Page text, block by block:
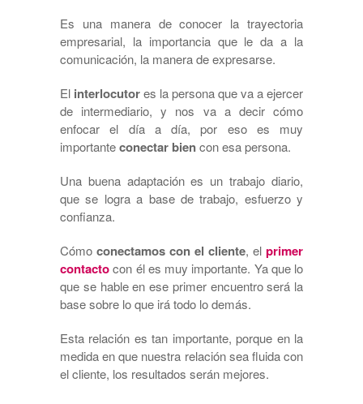
Es una manera de conocer la trayectoria
empresarial, la importancia que le da a la
comunicación, la manera de expresarse.
El interlocutores la persona que va a ejercer
de intermediario, y nos va a decir cómo
enfocar el día a día, por eso es muy
importanteconectar biencon esa persona.
Una buena adaptación es un trabajo diario,
que se logra a base de trabajo, esfuerzo y
confianza.
Cómo conectamos con el cliente, el primer
contactocon él es muy importante. Ya que lo
que se hable en ese primer encuentro será la
base sobre lo que irá todo lo demás.
Esta relación es tan importante, porque en la
medida en que nuestra relación sea fluida con
el cliente, los resultados serán mejores.